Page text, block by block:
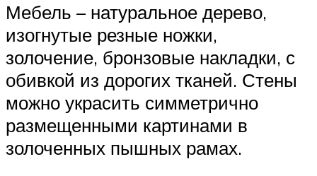
Мебель – натуральное дерево,
изогнутые резные ножки,
золочение, бронзовые накладки, с
обивкой из дорогих тканей. Стены
можно украсить симметрично
размещенными картинами в
золоченных пышных рамах.